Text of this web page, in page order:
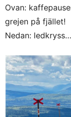
Ovan:
grejen på fjället!
Nedan: ledkryss…